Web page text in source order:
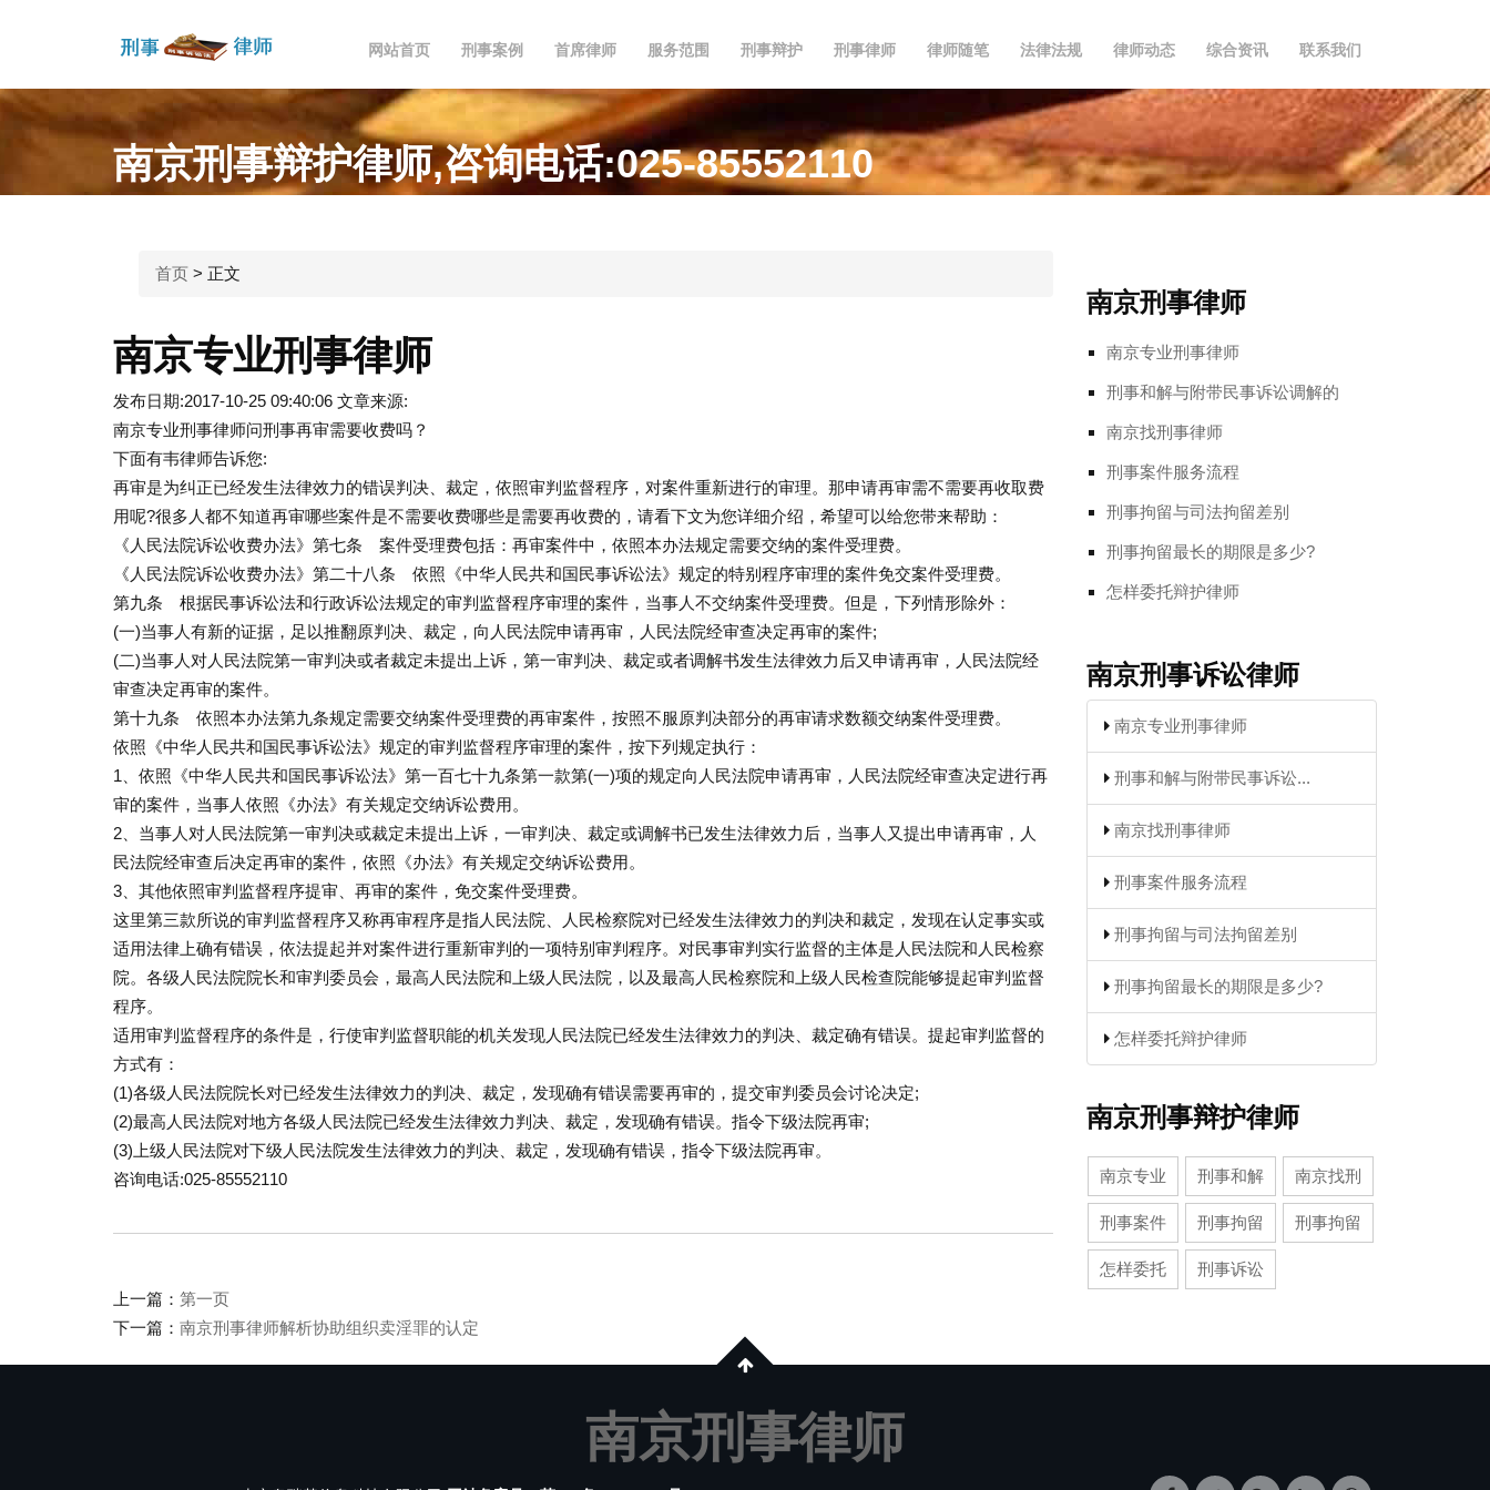
网站首页 刑事案例 首席律师 服务范围 刑事辩护 刑事律师 律师随笔 法律法规 律师动态 综合资讯 联系我们
南京刑事辩护律师,咨询电话:025-85552110
首页> 正文
南京专业刑事律师
发布日期:2017-10-25 09:40:06 文章来源:
南京专业刑事律师问刑事再审需要收费吗？
下面有韦律师告诉您:
再审是为纠正已经发生法律效力的错误判决、裁定，依照审判监督程序，对案件重新进行的审理。那申请再审需不需要再收取费
用呢?很多人都不知道再审哪些案件是不需要收费哪些是需要再收费的，请看下文为您详细介绍，希望可以给您带来帮助：
《人民法院诉讼收费办法》第七条 案件受理费包括：再审案件中，依照本办法规定需要交纳的案件受理费。
《人民法院诉讼收费办法》第二十八条 依照《中华人民共和国民事诉讼法》规定的特别程序审理的案件免交案件受理费。
第九条 根据民事诉讼法和行政诉讼法规定的审判监督程序审理的案件，当事人不交纳案件受理费。但是，下列情形除外：
(一)当事人有新的证据，足以推翻原判决、裁定，向人民法院申请再审，人民法院经审查决定再审的案件;
(二)当事人对人民法院第一审判决或者裁定未提出上诉，第一审判决、裁定或者调解书发生法律效力后又申请再审，人民法院经
审查决定再审的案件。
第十九条 依照本办法第九条规定需要交纳案件受理费的再审案件，按照不服原判决部分的再审请求数额交纳案件受理费。
依照《中华人民共和国民事诉讼法》规定的审判监督程序审理的案件，按下列规定执行：
1、依照《中华人民共和国民事诉讼法》第一百七十九条第一款第(一)项的规定向人民法院申请再审，人民法院经审查决定进行再
审的案件，当事人依照《办法》有关规定交纳诉讼费用。
2、当事人对人民法院第一审判决或裁定未提出上诉，一审判决、裁定或调解书已发生法律效力后，当事人又提出申请再审，人
民法院经审查后决定再审的案件，依照《办法》有关规定交纳诉讼费用。
3、其他依照审判监督程序提审、再审的案件，免交案件受理费。
这里第三款所说的审判监督程序又称再审程序是指人民法院、人民检察院对已经发生法律效力的判决和裁定，发现在认定事实或
适用法律上确有错误，依法提起并对案件进行重新审判的一项特别审判程序。对民事审判实行监督的主体是人民法院和人民检察
院。各级人民法院院长和审判委员会，最高人民法院和上级人民法院，以及最高人民检察院和上级人民检查院能够提起审判监督
程序。
适用审判监督程序的条件是，行使审判监督职能的机关发现人民法院已经发生法律效力的判决、裁定确有错误。提起审判监督的
方式有：
(1)各级人民法院院长对已经发生法律效力的判决、裁定，发现确有错误需要再审的，提交审判委员会讨论决定;
(2)最高人民法院对地方各级人民法院已经发生法律效力判决、裁定，发现确有错误。指令下级法院再审;
(3)上级人民法院对下级人民法院发生法律效力的判决、裁定，发现确有错误，指令下级法院再审。
咨询电话:025-85552110
上一篇： 第一页
下一篇： 南京刑事律师解析协助组织卖淫罪的认定
南京刑事律师
南京专业刑事律师
刑事和解与附带民事诉讼调解的
南京找刑事律师
刑事案件服务流程
刑事拘留与司法拘留差别
刑事拘留最长的期限是多少?
怎样委托辩护律师
南京刑事诉讼律师
南京专业刑事律师
刑事和解与附带民事诉讼...
南京找刑事律师
刑事案件服务流程
刑事拘留与司法拘留差别
刑事拘留最长的期限是多少?
怎样委托辩护律师
南京刑事辩护律师
南京专业 刑事和解 南京找刑
刑事案件 刑事拘留 刑事拘留
怎样委托 刑事诉讼
南京刑事律师